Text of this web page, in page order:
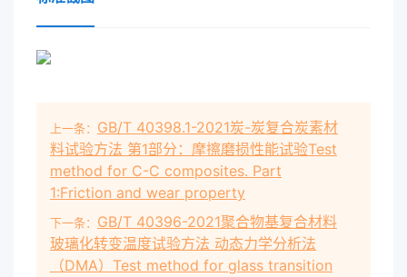
上一条： GB/T 40398.1-2021炭-炭复合炭素材
料试验方法 第1部分：摩擦磨损性能试验Test
method for C-C composites. Part
1:Friction and wear property
下一条： GB/T 40396-2021聚合物基复合材料
玻璃化转变温度试验方法 动态力学分析法
（DMA）Test method for glass transition